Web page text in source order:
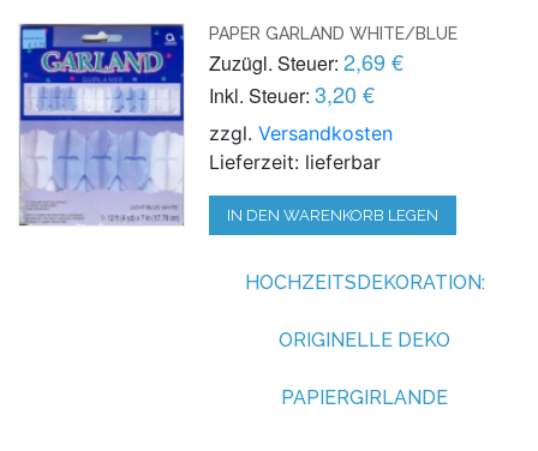
PAPER GARLAND WHITE/BLUE
Zuzügl. Steuer: 2,69 €
Inkl. Steuer: 3,20 €
zzgl.Versandkosten
Lieferzeit: lieferbar
IN DEN WARENKORB LEGEN
HOCHZEITSDEKORATION:
ORIGINELLE DEKO
PAPIERGIRLANDE